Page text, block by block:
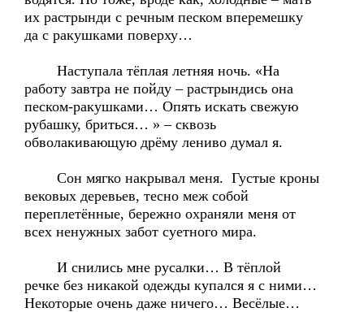
их растрынди с речным песком вперемешку
да с ракушками поверху…
Наступала тёплая летняя ночь. «На
работу завтра не пойду – растрындись она
песком-ракушками… Опять искать свежую
рубашку, бриться… » – сквозь
обволакивающую дрёму лениво думал я.
Сон мягко накрывал меня. Густые кроны
вековых деревьев, тесно меж собой
переплетённые, бережно охраняли меня от
всех ненужных забот суетного мира.
И снились мне русалки… В тёплой
речке без никакой одежды купался я с ними…
Некоторые очень даже ничего… Весёлые…